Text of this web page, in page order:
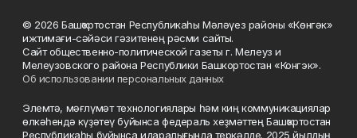
© 2026 Башҡортостан Республикаһы Мәләүез районы «Көнгәк»
ижтимағи-сәйәси гәзитенең рәсми сайты.
Сайт общественно-политической газеты г. Мелеуз и
Мелеузовского района Республики Башкортостан «Конгэк».
Об использовании персональных данных
Элемтә, мәғлүмәт технологиялары һәм киң коммуникациялар
өлкәһендә күҙәтеү буйынса федераль хеҙмәттең Башҡортостан
Республикаһы буйынса идаралығында теркәлде. 2025 йылдың